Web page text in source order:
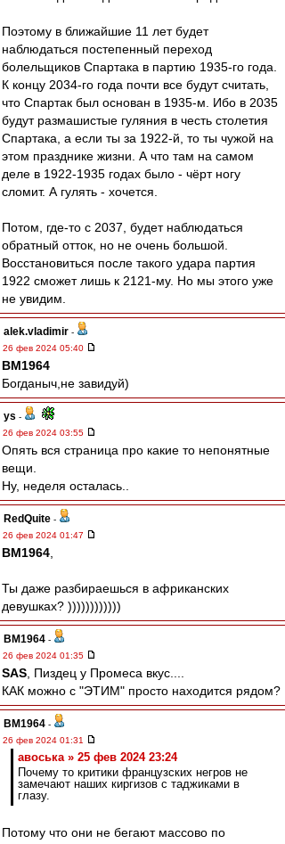
Поэтому в ближайшие 11 лет будет
наблюдаться постепенный переход
болельщиков Спартака в партию 1935-го года.
К концу 2034-го года почти все будут считать,
что Спартак был основан в 1935-м. Ибо в 2035
будут размашистые гуляния в честь столетия
Спартака, а если ты за 1922-й, то ты чужой на
этом празднике жизни. А что там на самом
деле в 1922-1935 годах было - чёрт ногу
сломит. А гулять - хочется.
Потом, где-то с 2037, будет наблюдаться
обратный отток, но не очень большой.
Восстановиться после такого удара партия
1922 сможет лишь к 2121-му. Но мы этого уже
не увидим.
alek.vladimir -
26 фев 2024 05:40
BM1964
Богданыч,не завидуй)
ys -
26 фев 2024 03:55
Опять вся страница про какие то непонятные
вещи.
Ну, неделя осталась..
RedQuite -
26 фев 2024 01:47
BM1964
Ты даже разбираешься в африканских
девушках? ))))))))))))
BM1964 -
26 фев 2024 01:35
SAS , Пиздец у Промеса вкус....
КАК можно с "ЭТИМ" просто находится рядом?
BM1964 -
26 фев 2024 01:31
авоська » 25 фев 2024 23:24
Почему то критики французских негров не
замечают наших киргизов с таджиками в
глазу.
Потому что они не бегают массово по